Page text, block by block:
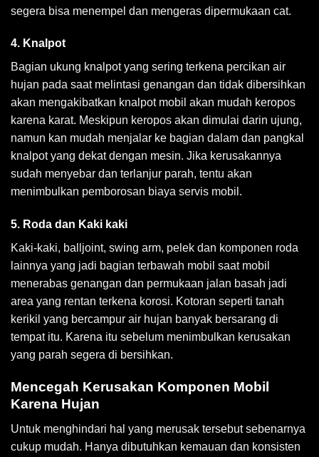
segera bisa menempel dan mengeras dipermukaan cat.
4. Knalpot
Bagian ukung knalpot yang sering terkena percikan air
hujan pada saat melintasi genangan dan tidak dibersihkan
akan mengakibatkan knalpot mobil akan mudah keropos
karena karat. Meskipun keropos akan dimulai darin ujung,
namun kan mudah menjalar ke bagian dalam dan pangkal
knalpot yang dekat dengan mesin. Jika kerusakannya
sudah menyebar dan terlanjur parah, tentu akan
menimbulkan pemborosan biaya servis mobil.
5. Roda dan Kaki kaki
Kaki-kaki, balljoint, swing arm, pelek dan komponen roda
lainnya yang jadi bagian terbawah mobil saat mobil
menerabas genangan dan permukaan jalan basah jadi
area yang rentan terkena korosi. Kotoran seperti tanah
kerikil yang bercampur air hujan banyak bersarang di
tempat itu. Karena itu sebelum menimbulkan kerusakan
yang parah segera di bersihkan.
Mencegah Kerusakan Komponen Mobil
Karena Hujan
Untuk menghindari hal yang merusak tersebut sebenarnya
cukup mudah. Hanya dibutuhkan kemauan dan konsisten